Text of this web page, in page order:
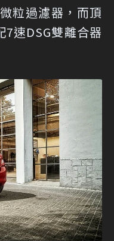
粒過濾器，而頂
速DSG雙離合器